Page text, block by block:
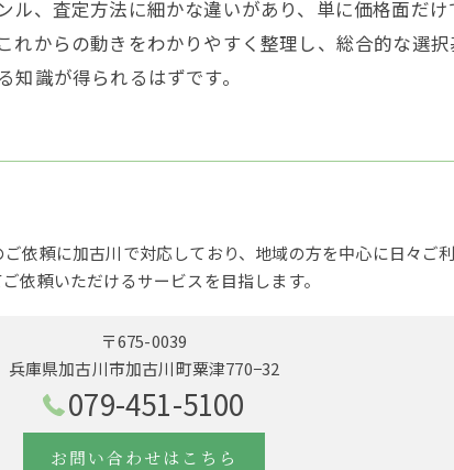
、査定方法に細かな違いがあり、単に価格面だ
からの動きをわかりやすく整理し、総合的な選
識が得られるはずです。
依頼に加古川で対応しており、地域の方を中心に日々ご
依頼いただけるサービスを目指します。
〒675-0039
兵庫県加古川市加古川町粟津770−32
079-451-5100
お問い合わせはこちら